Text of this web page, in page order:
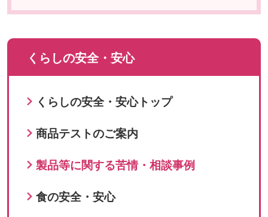
くらしの安全・安心
くらしの安全・安心トップ
商品テストのご案内
製品等に関する苦情・相談事例
食の安全・安心